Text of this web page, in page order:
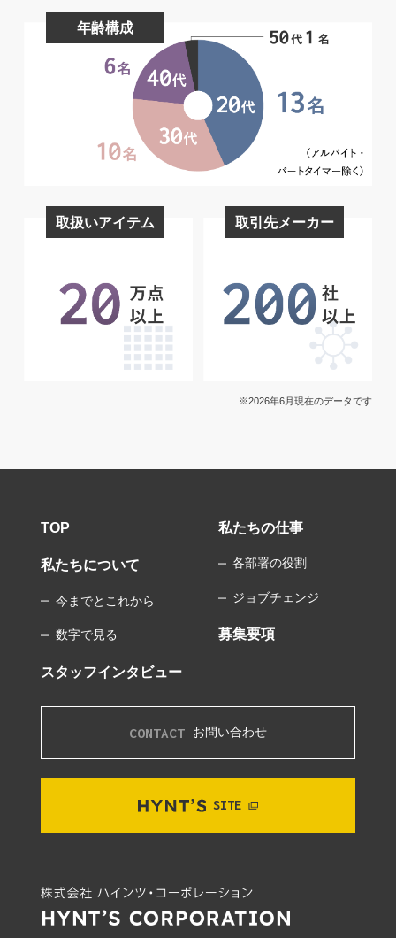
年齢構成
取扱いアイテム 取引先メーカー
※2026年6月現在のデータです
TOP
私たちについて
今までとこれから
数字で見る
スタッフインタビュー
私たちの仕事
各部署の役割
ジョブチェンジ
募集要項
CONTACT お問い合わせ
SITE